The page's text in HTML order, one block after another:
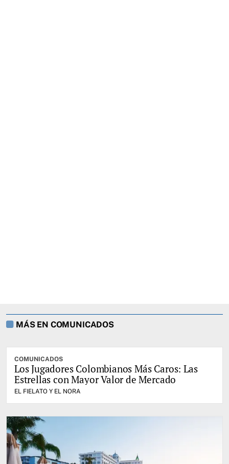
MÁS EN COMUNICADOS
COMUNICADOS
Los Jugadores Colombianos Más Caros: Las
Estrellas con Mayor Valor de Mercado
EL FIELATO Y EL NORA